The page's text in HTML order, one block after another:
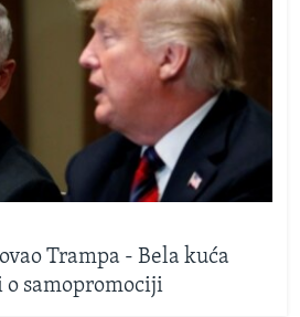
Trampa - Bela kuća
o samopromociji